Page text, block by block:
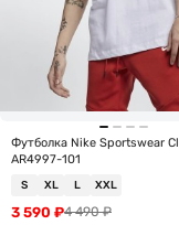
Футболка Nike Sportswear
AR4997-101
S XL L XXL
4 490₽
3 590 ₽